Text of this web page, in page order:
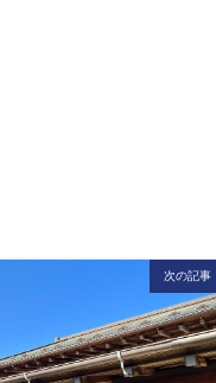
次の記事